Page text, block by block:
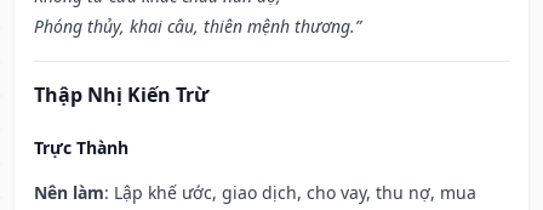
Phóng thủy, khai câu, thiên mệnh thương.”
Thập Nhị Kiến Trừ
Trực Thành
Nên làm: Lập khế ước, giao dịch, cho vay, thu nợ, mua